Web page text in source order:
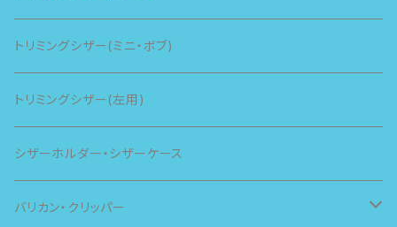
トリミングシザー(ミニ・ボブ)
トリミングシザー(左用)
シザーホルダー・シザーケース
バリカン・クリッパー